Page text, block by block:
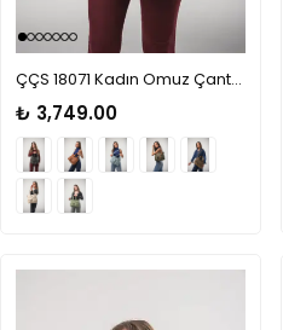
ÇÇS 18071 Kadın Omuz Çantası
₺ 3,749.00